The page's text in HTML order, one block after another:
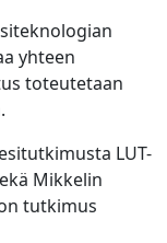
yhteen
toteutetaan
LUT-
Mikkelin
tutkimus